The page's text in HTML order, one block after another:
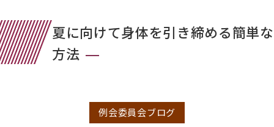
夏に向けて身体を引き締める簡単な
方法
例会委員会ブログ